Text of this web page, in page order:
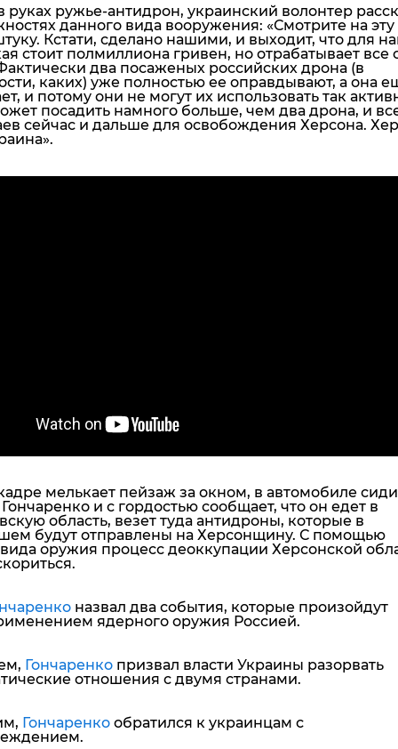
руках ружье-антидрон, украинский волонтер
данного вида вооружения: «Смотрите на эту
Кстати, сделано нашими, и выходит, что для
стоит полмиллиона гривен, но отрабатывает все
два посаженых российских дрона (в
каких) уже полностью ее оправдывают, а она
и потому они не могут их использовать так
посадить намного больше, чем два дрона, и
сейчас и дальше для освобождения Херсона.
.
мелькает пейзаж за окном, в автомобиле
и с гордостью сообщает, что он едет в
область, везет туда антидроны, которые в
будут отправлены на Херсонщину. С помощью
оружия процесс деоккупации Херсонской
назвал два события, которые произойдут
ядерного оружия Россией.
Гончаренкопризвал власти Украины разорвать
отношения с двумя странами.
Гончаренкообратился к украинцам с